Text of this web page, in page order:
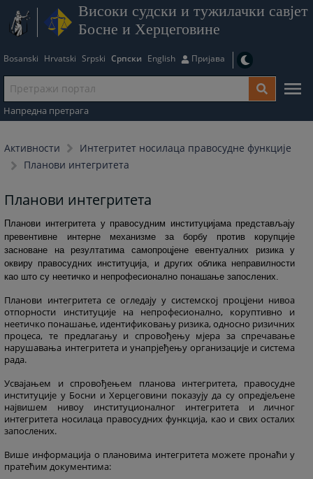
Високи судски и тужилачки савјет
Босне и Херцеговине
Bosanski Hrvatski Srpski Српски English Пријава
Напредна претрага
Активности
Интегритет носилаца правосудне функције
Планови интегритета
Планови интегритета
Планови интегритета у правосудним институцијама представљају
превентивне интерне механизме за борбу против корупције
засноване на резултатима самопроцјене евентуалних ризика у
оквиру правосудних институција, и других облика неправилности
као што су неетичко и непрофесионално понашање запослених.
Планови интегритета се огледају у системској процјени нивоа
отпорности институције на непрофесионално, коруптивно и
неетичко понашање, идентификовању ризика, односно ризичних
процеса, те предлагању и спровођењу мјера за спречавање
нарушавања интегритета и унапрјеђењу организације и система
рада.
Усвајањем и спровођењем планова интегритета, правосудне
институције у Босни и Херцеговини показују да су опредјељене
највишем нивоу институционалног интегритета и личног
интегритета носилаца правосудних функција, као и свих осталих
запослених.
Више информација о плановима интегритета можете пронаћи у
пратећим документима: